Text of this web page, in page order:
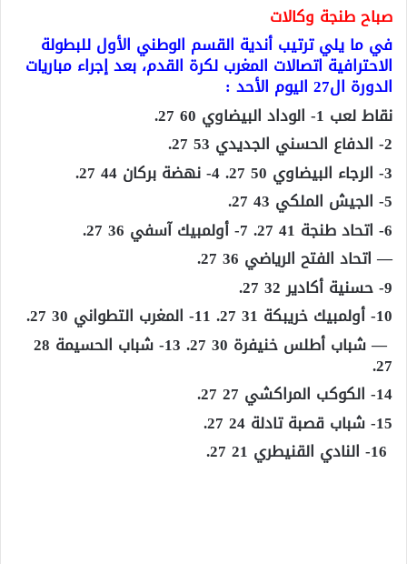
صباح طنجة وكالات
في ما يلي ترتيب أندية القسم الوطني الأول للبطولة
الاحترافية اتصالات المغرب لكرة القدم، بعد إجراء مباريات
الدورة ال27 اليوم الأحد :
نقاط لعب 1- الوداد البيضاوي 60 27.
2- الدفاع الحسني الجديدي 53 27.
3- الرجاء البيضاوي 50 27. 4- نهضة بركان 44 27.
5- الجيش الملكي 43 27.
6- اتحاد طنجة 41 27. 7- أولمبيك آسفي 36 27.
— اتحاد الفتح الرياضي 36 27.
9- حسنية أكادير 32 27.
10- أولمبيك خريبكة 31 27. 11- المغرب التطواني 30 27.
— شباب أطلس خنيفرة 30 27. 13- شباب الحسيمة 28
27.
14- الكوكب المراكشي 27 27.
15- شباب قصبة تادلة 24 27.